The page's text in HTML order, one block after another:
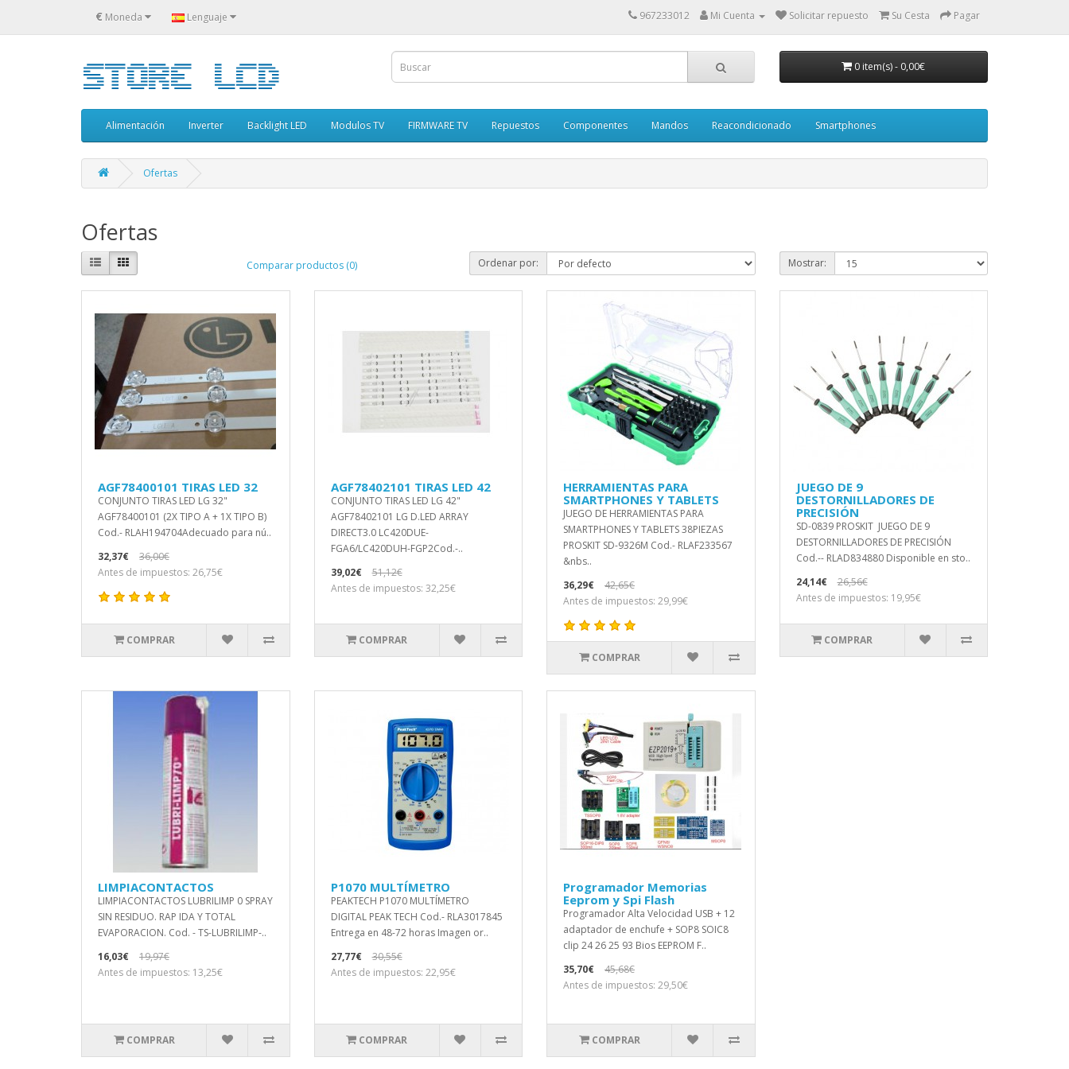
€ Moneda Lenguaje 967233012 Mi Cuenta Solicitar repuesto Su Cesta Pagar
0 item(s)- 0,00€
Alimentación Inverter Backlight LED Modulos TV FIRMWARE TV Repuestos Componentes Mandos Reacondicionado Smartphones
Ofertas
Ofertas
Comparar productos (0) Ordenar por: Mostrar:
AGF78400101 TIRAS LED 32
CONJUNTO TIRAS LED LG 32"
AGF78400101 (2X TIPO A + 1X TIPO B)
Cod.- RLAH194704Adecuado para nú..
32,37€
36,00€
Antes de impuestos: 26,75€
COMPRAR
AGF78402101 TIRAS LED 42
CONJUNTO TIRAS LED LG 42"
AGF78402101 LG D.LED ARRAY
DIRECT3.0 LC420DUE-
FGA6/LC420DUH-FGP2Cod.-..
39,02€
51,12€
Antes de impuestos: 32,25€
COMPRAR
HERRAMIENTAS PARA
SMARTPHONES Y TABLETS
JUEGO DE HERRAMIENTAS PARA
SMARTPHONES Y TABLETS 38PIEZAS
PROSKIT SD-9326M Cod.- RLAF233567
&nbs..
36,29€
42,65€
Antes de impuestos: 29,99€
COMPRAR
JUEGO DE 9
DESTORNILLADORES DE
PRECISIÓN
SD-0839 PROSKIT JUEGO DE 9
DESTORNILLADORES DE PRECISIÓN
Cod.-- RLAD834880 Disponible en sto..
24,14€
26,56€
Antes de impuestos: 19,95€
COMPRAR
LIMPIACONTACTOS
LIMPIACONTACTOS LUBRILIMP 0 SPRAY
SIN RESIDUO. RAP IDA Y TOTAL
EVAPORACION. Cod. - TS-LUBRILIMP-..
16,03€
19,97€
Antes de impuestos: 13,25€
COMPRAR
P1070 MULTÍMETRO
PEAKTECH P1070 MULTÍMETRO
DIGITAL PEAK TECH Cod.- RLA3017845
Entrega en 48-72 horas Imagen or..
27,77€
30,55€
Antes de impuestos: 22,95€
COMPRAR
Programador Memorias
Eeprom y Spi Flash
Programador Alta Velocidad USB + 12
adaptador de enchufe + SOP8 SOIC8
clip 24 26 25 93 Bios EEPROM F..
35,70€
45,68€
Antes de impuestos: 29,50€
COMPRAR